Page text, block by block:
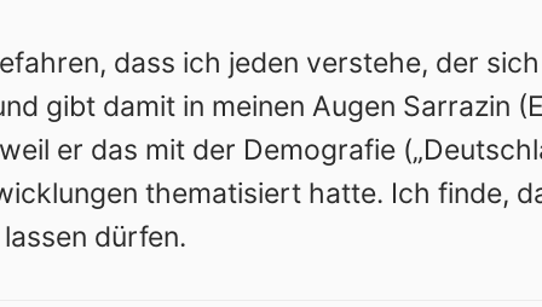
dass ich jeden verstehe, der
gibt damit in meinen Augen Sarrazin
er das mit der Demografie
thematisiert hatte. Ich finde,
dürfen.